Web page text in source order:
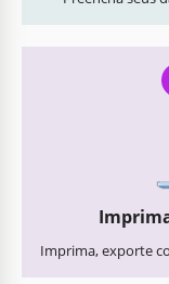
Imprima, exporte